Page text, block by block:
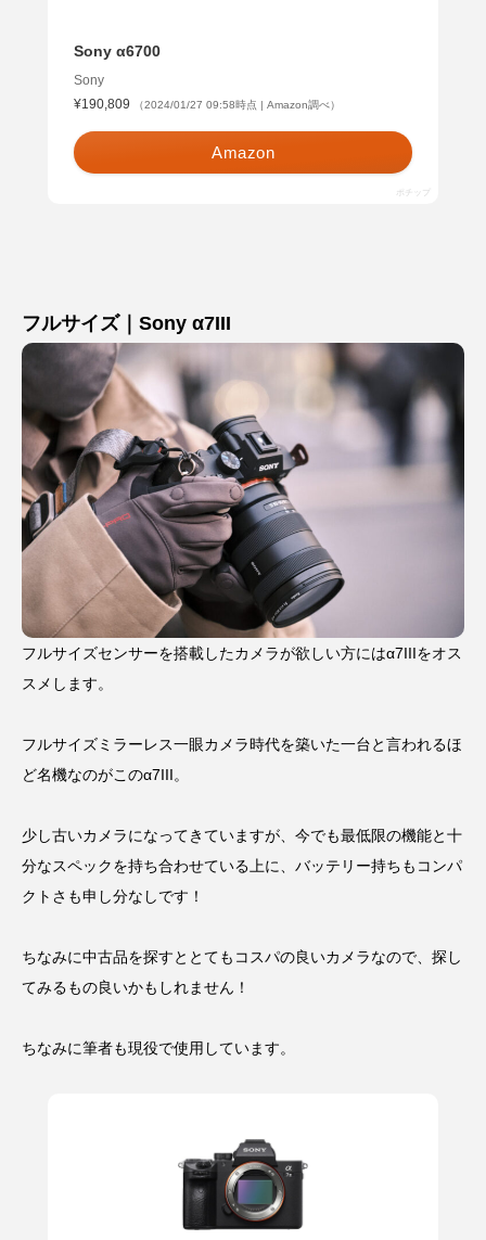
Sony α6700
Sony
¥190,809
（2024/01/27 09:58時点 | Amazon調べ）
Amazon
ポチップ
フルサイズ｜Sony α7III
フルサイズセンサーを搭載したカメラが欲しい方にはα7IIIをオス
スメします。
フルサイズミラーレス一眼カメラ時代を築いた一台と言われるほ
ど名機なのがこのα7III。
少し古いカメラになってきていますが、今でも最低限の機能と十
分なスペックを持ち合わせている上に、バッテリー持ちもコンパ
クトさも申し分なしです！
ちなみに中古品を探すととてもコスパの良いカメラなので、探し
てみるもの良いかもしれません！
ちなみに筆者も現役で使用しています。